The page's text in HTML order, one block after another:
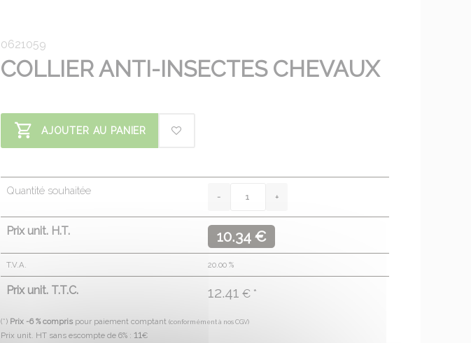
0621059
COLLIER ANTI-INSECTES CHEVAUX
AJOUTER AU PANIER
Quantité souhaitée
Prix unit. H.T. 10.34 €
T.V.A. 20.00 %
Prix unit. T.T.C. 12.41 € *
(*) Prix -6 % compris pour paiement comptant (conformément à nos CGV)
Prix unit. HT sans escompte de 6% : 11€